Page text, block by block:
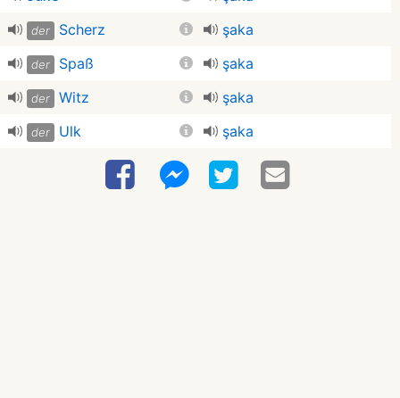
der Scherz şaka
der Spaß şaka
der Witz şaka
der Ulk şaka